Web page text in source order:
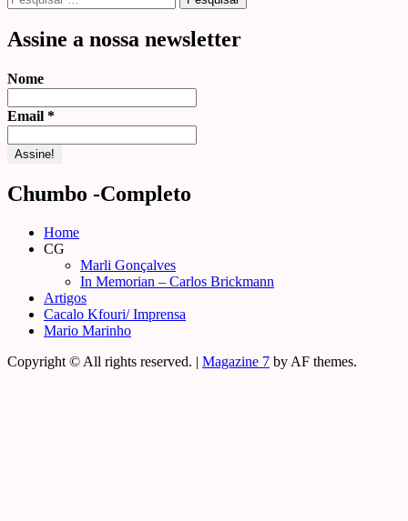
por:
Assine a nossa newsletter
Nome
Email *
Chumbo -Completo
Home
CG
Marli Gonçalves
In Memorian – Carlos Brickmann
Artigos
Cacalo Kfouri/ Imprensa
Mario Marinho
Copyright © All rights reserved. | Magazine 7 by AF themes.